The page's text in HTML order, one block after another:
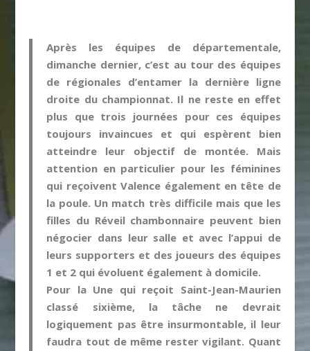
Après les équipes de départementale,
dimanche dernier, c’est au tour des équipes
de régionales d’entamer la dernière ligne
droite du championnat. Il ne reste en effet
plus que trois journées pour ces équipes
toujours invaincues et qui espèrent bien
atteindre leur objectif de montée. Mais
attention en particulier pour les féminines
qui reçoivent Valence également en tête de
la poule. Un match très difficile mais que les
filles du Réveil chambonnaire peuvent bien
négocier dans leur salle et avec l’appui de
leurs supporters et des joueurs des équipes
1 et 2 qui évoluent également à domicile.
Pour la Une qui reçoit Saint-Jean-Maurien
classé sixième, la tâche ne devrait
logiquement pas être insurmontable, il leur
faudra tout de même rester vigilant. Quant